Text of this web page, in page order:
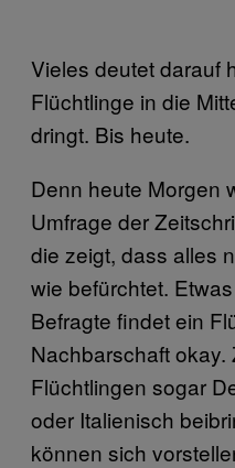
Vieles deutet darauf
Flüchtlinge in die
dringt. Bis heute.
Denn heute Morgen
Umfrage der
die zeigt, dass alles
wie befürchtet.
Befragte findet ein
Nachbarschaft okay.
Flüchtlingen sogar
oder Italienisch
können sich